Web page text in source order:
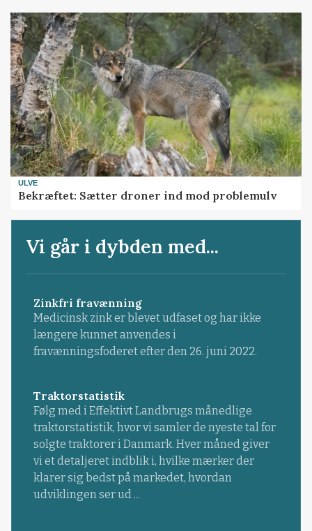
ULVE
Bekræftet: Sætter droner ind mod problemulv
Vi går i dybden med...
Zinkfri fravænning
Medicinsk zink er blevet udfaset og har ikke
længere kunnet anvendes i
fravænningsfoderet efter den 26. juni 2022.
Traktorstatistik
Følg med i Effektivt Landbrugs månedlige
traktorstatistik, hvor vi samler de nyeste tal for
solgte traktorer i Danmark. Hver måned giver
vi et detaljeret indblik i, hvilke mærker der
klarer sig bedst på markedet, hvordan
udviklingen ser ud ...